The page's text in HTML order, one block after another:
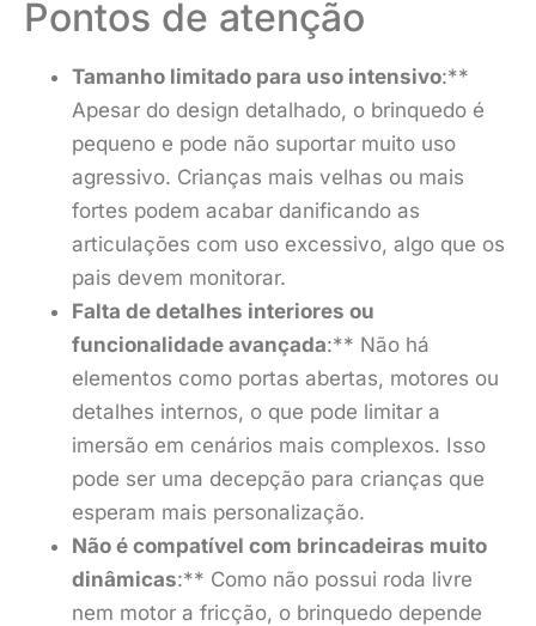
Pontos de atenção
Tamanho limitado para uso intensivo:**
Apesar do design detalhado, o brinquedo é
pequeno e pode não suportar muito uso
agressivo. Crianças mais velhas ou mais
fortes podem acabar danificando as
articulações com uso excessivo, algo que os
pais devem monitorar.
Falta de detalhes interiores ou
funcionalidade avançada:** Não há
elementos como portas abertas, motores ou
detalhes internos, o que pode limitar a
imersão em cenários mais complexos. Isso
pode ser uma decepção para crianças que
esperam mais personalização.
Não é compatível com brincadeiras muito
dinâmicas:** Como não possui roda livre
nem motor a fricção, o brinquedo depende